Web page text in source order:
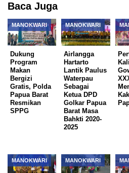
Baca Juga
MANOKWARI
Dukung
Program
Makan
Bergizi
Gratis, Polda
Papua Barat
Resmikan
SPPG
MANOKWARI
Airlangga
Hartarto
Lantik Paulus
Waterpau
Sebagai
Ketua DPD
Golkar Papua
Barat Masa
Bahkti 2020-
2025
MANOKWARI MANOKWARI